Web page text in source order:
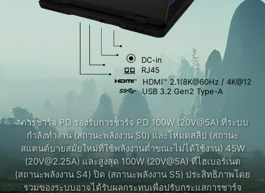
DC-in
RJ45
HDMI™ 2.1(8K@60Hz /
USB 3.2 Gen2 Type-A
*การชาร์จ PD รองรับการชาร์จ PD 100W (20V@5A) ที่ระบบ
กำลังทำงาน (สถานะพลังงาน S0) และโหมดสลีป (สถานะ
สแตนด์บายสมัยใหม่ที่ใช้พลังงานต่ำขณะไม่ได้ใช้งาน) 45W
(20V@2.25A) และสูงสุด 100W (20V@5A) ที่ไฮเบอร์เนต
(สถานะพลังงาน S4) ปิด (สถานะพลังงาน S5) ประสิทธิภาพโดย
รวมของระบบอาจได้รับผลกระทบเพื่อปรับกระแสการชาร์จ